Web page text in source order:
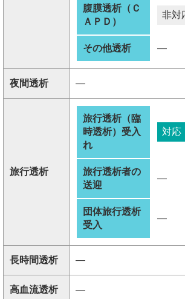
腹膜透析（Ｃ
ＡＰＤ）
非対
その他透析 ―
夜間透析 ―
旅行透析
旅行透析（臨
時透析）受入
れ
対応
旅行透析者の
送迎
―
団体旅行透析
受入
―
長時間透析 ―
高血流透析 ―